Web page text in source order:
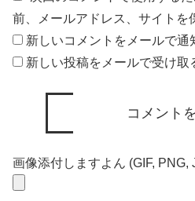
前、メールアドレス、サイトを
新しいコメントをメールで通
新しい投稿をメールで受け取
画像添付しますよん (GIF, PNG,